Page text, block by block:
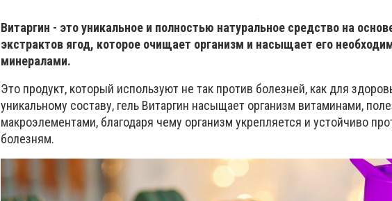
Витаргин - это уникальное и полностью натуральное средство на
экстрактов ягод, которое очищает организм и насыщает его
минералами.
Это продукт, который используют не так против болезней, как для
уникальному составу, гель Витаргин насыщает организм витаминами,
макроэлементами, благодаря чему организм укрепляется и устойчиво
болезням.